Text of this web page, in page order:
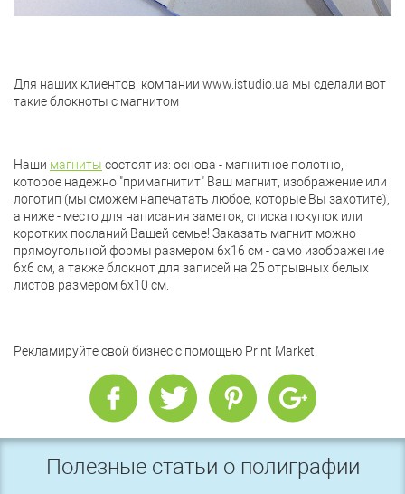
Для наших клиентов, компании www.istudio.ua мы сделали вот
такие блокноты с магнитом
Наши магниты состоят из: основа - магнитное полотно,
которое надежно "примагнитит" Ваш магнит, изображение или
логотип (мы сможем напечатать любое, которые Вы захотите),
а ниже - место для написания заметок, списка покупок или
коротких посланий Вашей семье! Заказать магнит можно
прямоугольной формы размером 6х16 см - само изображение
6х6 см, а также блокнот для записей на 25 отрывных белых
листов размером 6х10 см.
Рекламируйте свой бизнес с помощью Print Market.
Полезные статьи о полиграфии